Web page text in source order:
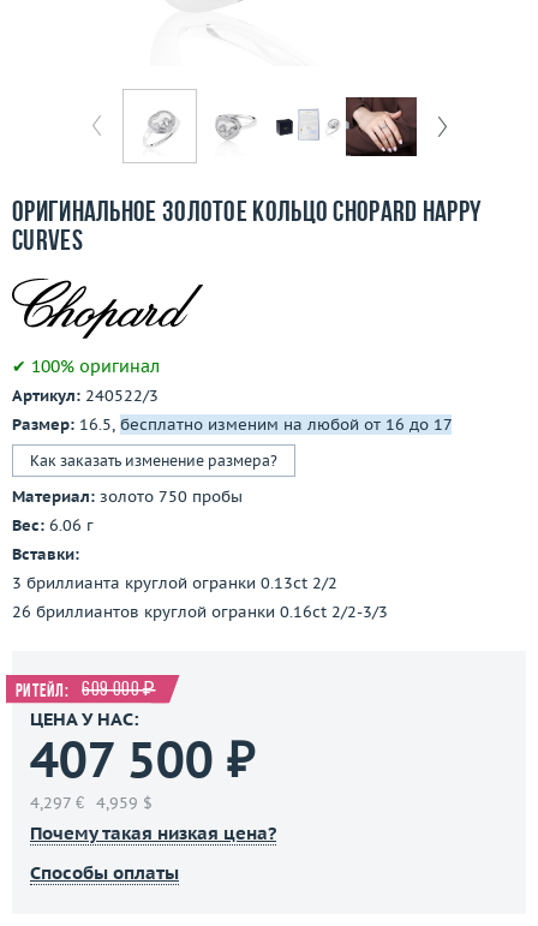
О компании
Контакты
3D-тур по шоуруму
Оригинальное золотое кольцо Chopard Happy
Curves
✔ 100% оригинал
Артикул: 240522/3
Размер: 16.5, бесплатно изменим на любой от 16 до 17
Как заказать изменение размера?
Материал: золото 750 пробы
Вес: 6.06 г
Вставки:
3 бриллианта круглой огранки 0.13ct 2/2
26 бриллиантов круглой огранки 0.16ct 2/2-3/3
Ритейл: 609 000 ₽
ЦЕНА У НАС:
407 500 ₽
4,297 € 4,959 $
Почему такая низкая цена?
Способы оплаты